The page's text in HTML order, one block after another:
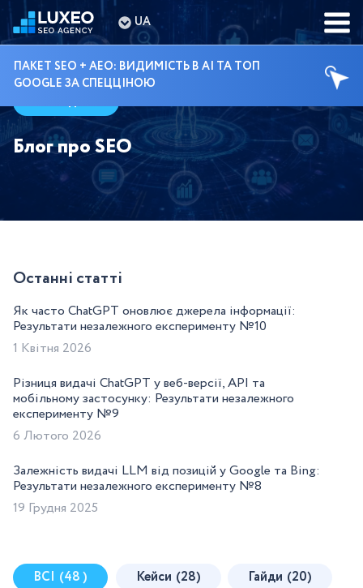
UA
ПАКЕТ SEO + AEO: ВИДИМІСТЬ В AI ТА ТОП
GOOGLE ЗА СПЕЦЦІНОЮ
Гайди
Блог про SEO
Останні статті
Як часто ChatGPT оновлює джерела інформації:
Результати незалежного експерименту №10
1 Квітня 2026
Різниця видачі ChatGPT у веб-версії, API та
мобільному застосунку: Результати незалежного
експерименту №9
6 Лютого 2026
Залежність видачі LLM від позицій у Google та Bing:
Результати незалежного експерименту №8
19 Грудня 2025
ВСІ (48 ) Кейси (28) Гайди (20)